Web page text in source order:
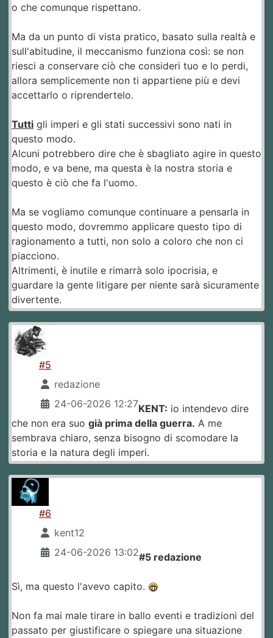
o che comunque rispettano.
Ma da un punto di vista pratico, basato sulla realtà e
sull'abitudine, il meccanismo funziona così: se non
riesci a conservare ciò che consideri tuo e lo perdi,
allora semplicemente non ti appartiene più e devi
accettarlo o riprendertelo.
Tutti gli imperi e gli stati successivi sono nati in
questo modo.
Alcuni potrebbero dire che è sbagliato agire in questo
modo, e va bene, ma questa è la nostra storia e
questo è ciò che fa l'uomo.
Ma se vogliamo comunque continuare a pensarla in
questo modo, dovremmo applicare questo tipo di
ragionamento a tutti, non solo a coloro che non ci
piacciono.
Altrimenti, è inutile e rimarrà solo ipocrisia, e
guardare la gente litigare per niente sarà sicuramente
divertente.
#5
redazione
24-06-2026 12:27KENT: io intendevo dire
che non era suo già prima della guerra. A me
sembrava chiaro, senza bisogno di scomodare la
storia e la natura degli imperi.
#6
kent12
24-06-2026 13:02#5 redazione
Sì, ma questo l'avevo capito.
Non fa mai male tirare in ballo eventi e tradizioni del
passato per giustificare o spiegare una situazione